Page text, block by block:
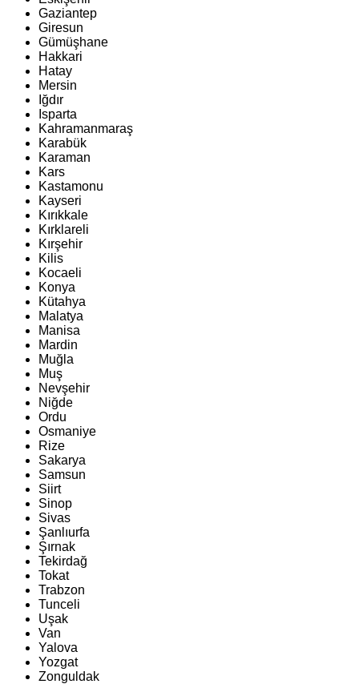
Gaziantep
Giresun
Gümüşhane
Hakkari
Hatay
Mersin
Iğdır
Isparta
Kahramanmaraş
Karabük
Karaman
Kars
Kastamonu
Kayseri
Kırıkkale
Kırklareli
Kırşehir
Kilis
Kocaeli
Konya
Kütahya
Malatya
Manisa
Mardin
Muğla
Muş
Nevşehir
Niğde
Ordu
Osmaniye
Rize
Sakarya
Samsun
Siirt
Sinop
Sivas
Şanlıurfa
Şırnak
Tekirdağ
Tokat
Trabzon
Tunceli
Uşak
Van
Yalova
Yozgat
Zonguldak